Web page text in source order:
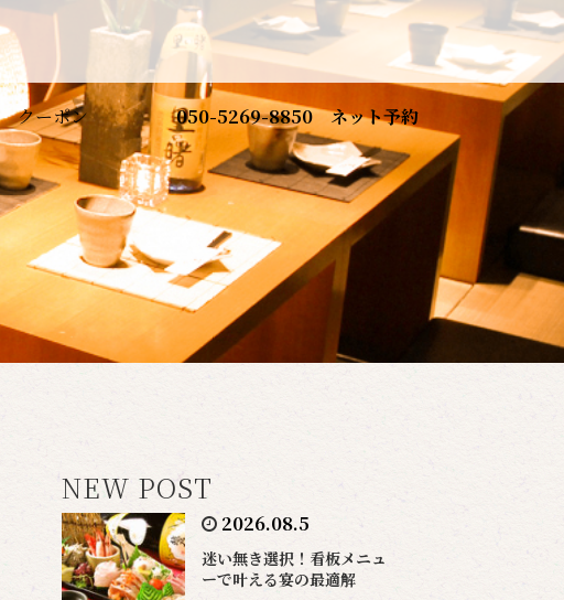
クーポン 050-5269-8850 ネット予約
NEW POST
2026.08.5
迷い無き選択！看板メニュ
ーで叶える宴の最適解